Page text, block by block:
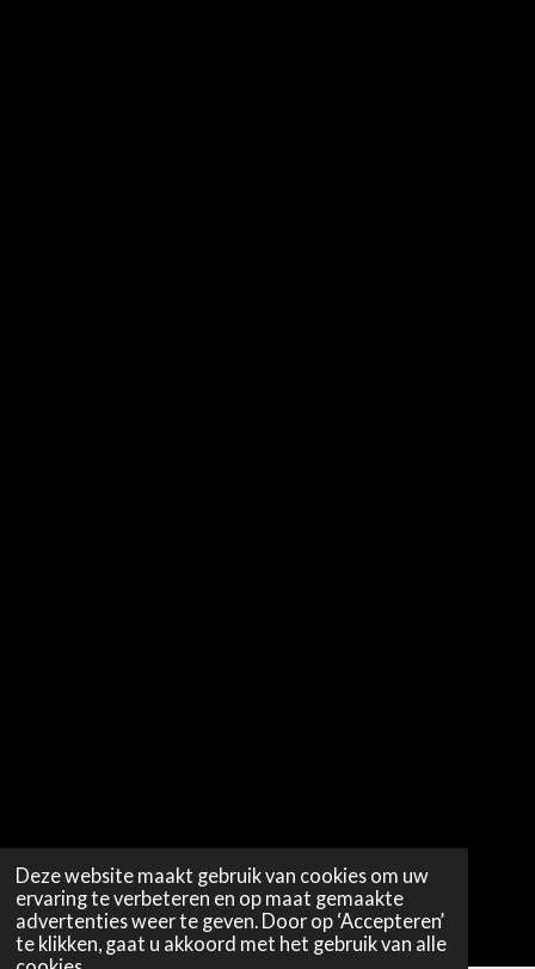
Deze website maakt gebruik van cookies om uw
ervaring te verbeteren en op maat gemaakte
advertenties weer te geven. Door op ‘Accepteren’
te klikken, gaat u akkoord met het gebruik van alle